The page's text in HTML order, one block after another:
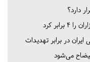
دارد؟
در برابر تهدیدات
می‌شود